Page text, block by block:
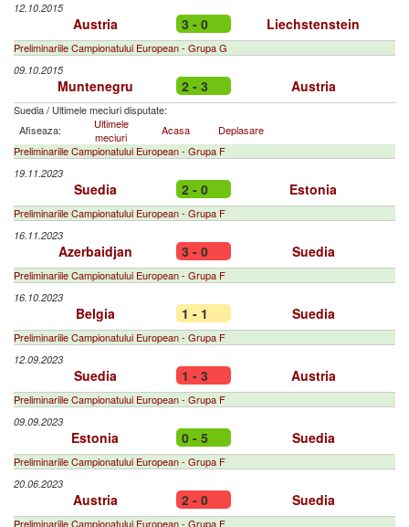
12.10.2015
Austria 3 - 0 Liechstenstein
Preliminariile Campionatului European - Grupa G
09.10.2015
Muntenegru 2 - 3 Austria
Suedia/ Ultimele meciuri disputate:
Afiseaza:
Ultimele
meciuri
Acasa
Deplasare
Preliminariile Campionatului European - Grupa F
19.11.2023
Suedia 2 - 0 Estonia
Preliminariile Campionatului European - Grupa F
16.11.2023
Azerbaidjan 3 - 0 Suedia
Preliminariile Campionatului European - Grupa F
16.10.2023
Belgia 1 - 1 Suedia
Preliminariile Campionatului European - Grupa F
12.09.2023
Suedia 1 - 3 Austria
Preliminariile Campionatului European - Grupa F
09.09.2023
Estonia 0 - 5 Suedia
Preliminariile Campionatului European - Grupa F
20.06.2023
Austria 2 - 0 Suedia
Preliminariile Campionatului European - Grupa F